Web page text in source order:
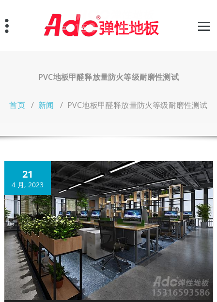
至
正
PVC地板甲醛释放量防火等级耐磨性测试
首页/ 新闻 / PVC地板甲醛释放量防火等级耐磨性测试
21
4 月, 2023